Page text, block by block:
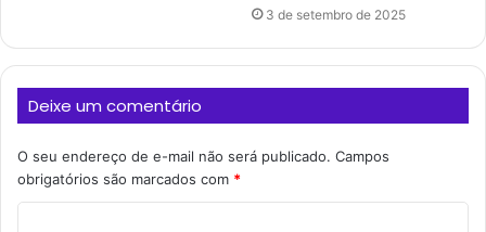
3 de setembro de 2025
Deixe um comentário
O seu endereço de e-mail não será publicado. Campos
obrigatórios são marcados com *